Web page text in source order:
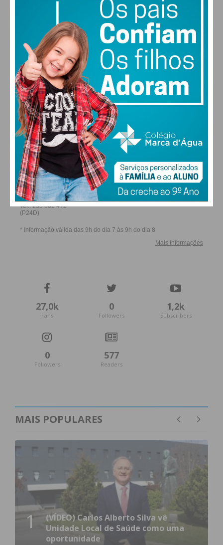
SEX SÁB
28°
DOM
29
SEG
ALTERAR
FARMACIAS DE SERVIÇO EM PAÇOS DE
FERREIRA
27,0k
Fans
0
Followers
1,2k
Subscribers
0
Followers
577
Readers
MAIS POPULARES
1
(VÍDEO) Carlos Alberto Silva vê
Unidade Local de Saúde como uma
oportunidade